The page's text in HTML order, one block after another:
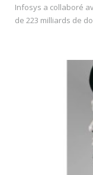
Infosys a collaboré
de 223 milliards de